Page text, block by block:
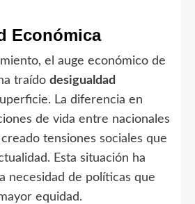
Económica
el auge económico de
traído desigualdad
La diferencia en
de vida entre nacionales
tensiones sociales que
Esta situación ha
necesidad de políticas que
equidad.